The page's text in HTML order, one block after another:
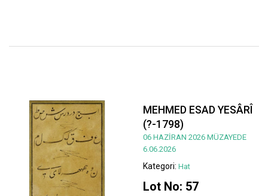
MEHMED ESAD YESÂRÎ
(?-1798)
06 HAZİRAN 2026 MÜZAYEDE
6.06.2026
Kategori: Hat
Lot No: 57